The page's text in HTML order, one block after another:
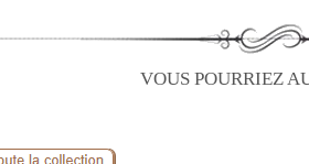
VOUS POURRIEZ